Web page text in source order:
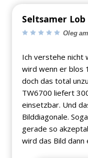
Seltsamer Lob
Oleg
Ich verstehe nicht
wird wenn er blos
doch das total
TW6700 liefert
einsetzbar. Und
Bilddiagonale.
gerade so
wird das Bild dann